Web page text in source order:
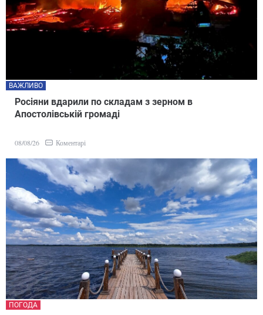
Росіяни вдарили по складам з зерном в
Апостолівській громаді
ВАЖЛИВО
08/08/26 Коментарі
ПОГОДА